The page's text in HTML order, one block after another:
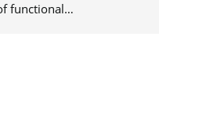
functional…